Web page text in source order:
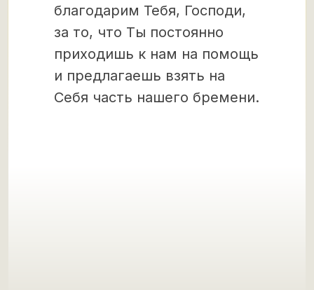
благодарим Тебя, Господи,
за то, что Ты постоянно
приходишь к нам на помощь
и предлагаешь взять на
Себя часть нашего бремени.